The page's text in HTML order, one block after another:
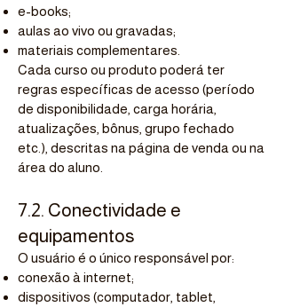
e-books;
aulas ao vivo ou gravadas;
materiais complementares.
Cada curso ou produto poderá ter
regras específicas de acesso (período
de disponibilidade, carga horária,
atualizações, bônus, grupo fechado
etc.), descritas na página de venda ou na
área do aluno.
7.2. Conectividade e
equipamentos
O usuário é o único responsável por:
conexão à internet;
dispositivos (computador, tablet,